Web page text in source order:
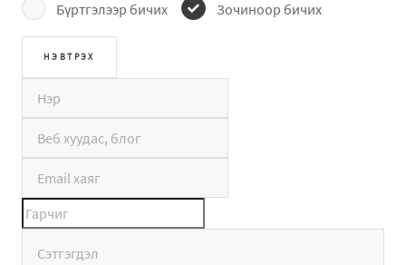
Бүртгэлээр бичих Зочиноор бичих